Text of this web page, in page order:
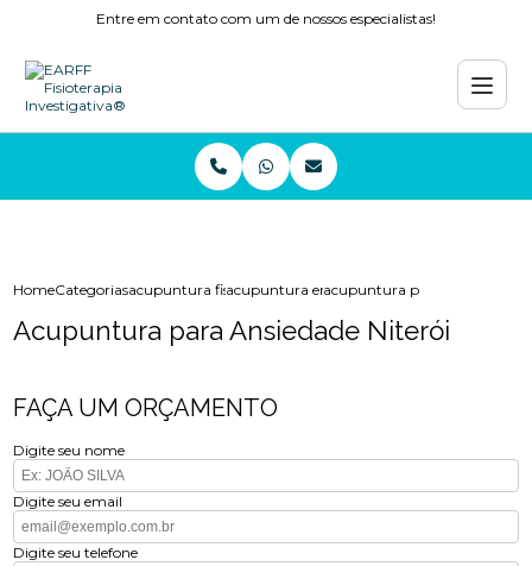
Entre em contato com um de nossos especialistas!
HomeCategoriasacupuntura fisioterapiaacupuntura enxaquecaacupuntura para ansiedade
Acupuntura para Ansiedade Niterói
FAÇA UM ORÇAMENTO
Digite seu nome
Digite seu email
Digite seu telefone